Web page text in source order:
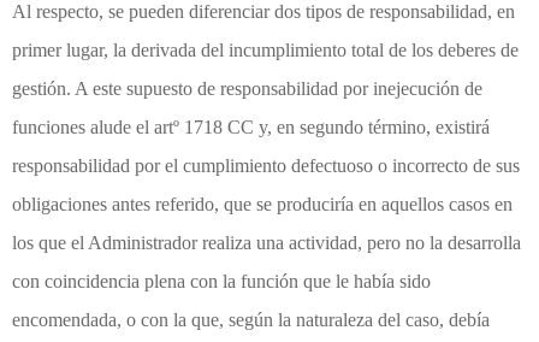
Al respecto, se pueden diferenciar dos tipos de responsabilidad, en
primer lugar, la derivada del incumplimiento total de los deberes de
gestión. A este supuesto de responsabilidad por inejecución de
funciones alude el artº 1718 CC y, en segundo término, existirá
responsabilidad por el cumplimiento defectuoso o incorrecto de sus
obligaciones antes referido, que se produciría en aquellos casos en
los que el Administrador realiza una actividad, pero no la desarrolla
con coincidencia plena con la función que le había sido
encomendada, o con la que, según la naturaleza del caso, debía